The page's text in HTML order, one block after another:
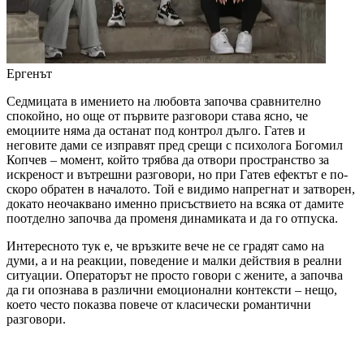
Ергенът
Седмицата в имението на любовта започва сравнително
спокойно, но още от първите разговори става ясно, че
емоциите няма да останат под контрол дълго. Гатев и
неговите дами се изправят пред срещи с психолога Богомил
Копчев – момент, който трябва да отвори пространство за
искреност и вътрешни разговори, но при Гатев ефектът е по-
скоро обратен в началото. Той е видимо напрегнат и затворен,
докато неочаквано именно присъствието на всяка от дамите
поотделно започва да променя динамиката и да го отпуска.
Интересното тук е, че връзките вече не се градят само на
думи, а и на реакции, поведение и малки действия в реални
ситуации. Операторът не просто говори с жените, а започва
да ги опознава в различни емоционални контексти – нещо,
което често показва повече от класически романтични
разговори.